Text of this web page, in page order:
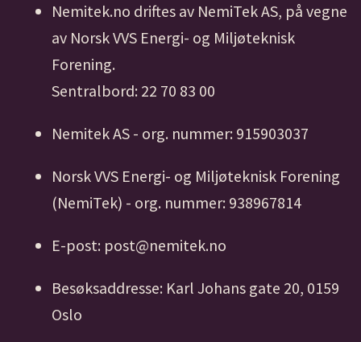
Nemitek.no driftes av NemiTek AS, på vegne
av Norsk VVS Energi- og Miljøteknisk
Forening.
Sentralbord: 22 70 83 00
Nemitek AS - org. nummer: 915903037
Norsk VVS Energi- og Miljøteknisk Forening
(NemiTek) - org. nummer: 938967814
E-post: post@nemitek.no
Besøksaddresse: Karl Johans gate 20, 0159
Oslo